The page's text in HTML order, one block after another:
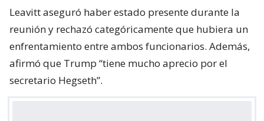
Leavitt aseguró haber estado presente durante la
reunión y rechazó categóricamente que hubiera un
enfrentamiento entre ambos funcionarios. Además,
afirmó que Trump “tiene mucho aprecio por el
secretario Hegseth”.